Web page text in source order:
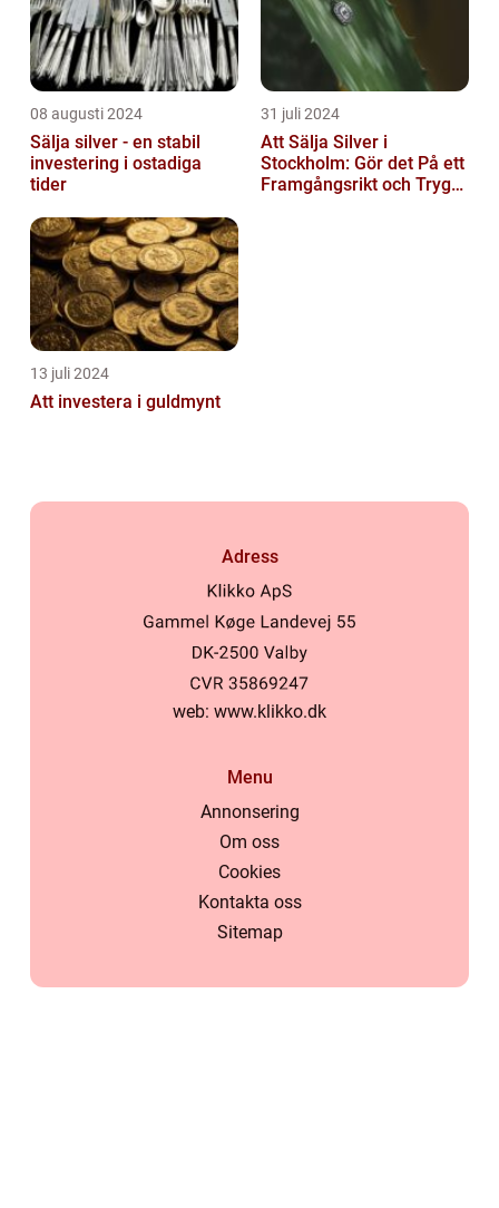
08 augusti 2024
Sälja silver - en stabil
investering i ostadiga
tider
31 juli 2024
Att Sälja Silver i
Stockholm: Gör det På ett
Framgångsrikt och Tryggt
13 juli 2024
Att investera i guldmynt
Adress
web: www.klikko.dk
Menu
Annonsering
Om oss
Cookies
Kontakta oss
Sitemap